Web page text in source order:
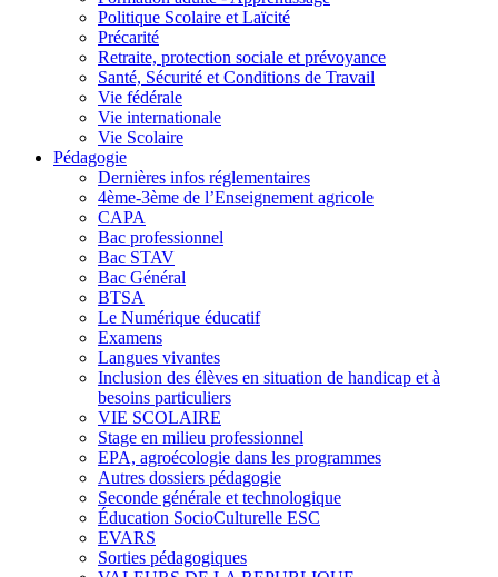
Politique Scolaire et Laïcité
Précarité
Retraite, protection sociale et prévoyance
Santé, Sécurité et Conditions de Travail
Vie fédérale
Vie internationale
Vie Scolaire
Pédagogie
Dernières infos réglementaires
4ème-3ème de l’Enseignement agricole
CAPA
Bac professionnel
Bac STAV
Bac Général
BTSA
Le Numérique éducatif
Examens
Langues vivantes
Inclusion des élèves en situation de handicap et à
besoins particuliers
VIE SCOLAIRE
Stage en milieu professionnel
EPA, agroécologie dans les programmes
Autres dossiers pédagogie
Seconde générale et technologique
Éducation SocioCulturelle ESC
EVARS
Sorties pédagogiques